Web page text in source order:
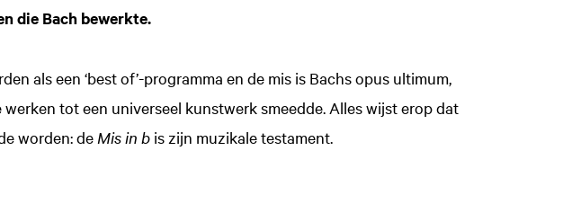
die Bach bewerkte.
als een ‘best of’-programma en de mis is Bachs opus ultimum,
tot een universeel kunstwerk smeedde. Alles wijst erop dat
worden: de Mis in b is zijn muzikale testament.